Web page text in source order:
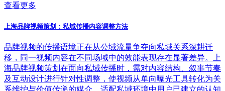
查看更多
上海品牌视频策划：私域传播内容调整方法
品牌视频的传播语境正在从公域流量争夺向私域关系深耕迁
移，同一视频内容在不同场域中的效能表现存在显著差异。上
海品牌视频策划在面向私域传播时，需对内容结构、叙事节奏
及互动设计进行针对性调整，使视频从单向曝光工具转化为关